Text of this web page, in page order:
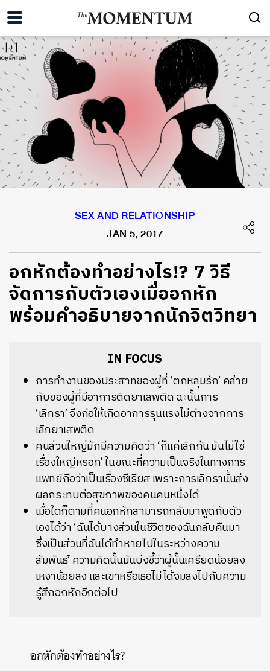
SEX AND RELATIONSHIP
JAN 5, 2017
อกหักต้องทำอย่างไร!? 7 วิธี
จัดการกับตัวเองเมื่ออกหัก
พร้อมคำอธิบายจากนักจิตวิทยา
IN FOCUS
การทำงานของประสาทของผู้ที่ ‘ตกหลุมรัก’ คล้าย
กับของผู้ที่มีอาการติดยาเสพติด ฉะนั้นการ
‘เลิกรา’ จึงก่อให้เกิดอาการรุนแรงไม่ต่างจากการ
เลิกยาเสพติด
คนส่วนใหญ่มักมีความคิดว่า ‘ก็แค่เลิกกัน มันไม่ใช่
เรื่องใหญ่หรอก’ ในขณะที่ความเป็นจริงในทางการ
แพทย์ถือว่าเป็นเรื่องซีเรียส เพราะการเลิกรานั้นส่ง
ผลกระทบต่อสุขภาพของคนคนหนึ่งได้
เมื่อใดก็ตามที่คนอกหักสามารถกลับมาพูดกับตัว
เองได้ว่า ‘ฉันได้บางส่วนในชีวิตของฉันกลับคืนมา
ซึ่งเป็นส่วนที่ฉันได้ทำหายไปในระหว่างความ
สัมพันธ์’ ความคิดนั้นมันบ่งชี้ว่าผู้นั้นเครียดน้อยลง
เหงาน้อยลง และเขาหรือเธอไม่ได้จมลงไปกับความ
รู้สึกอกหักอีกต่อไป
อกหักต้องทำอย่างไร?